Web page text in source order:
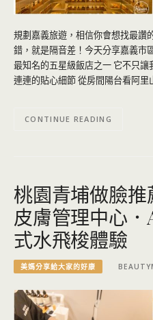
規劃嘉義旅遊，相信你會想找最讚
錯，就是隔音差！今天分享嘉義
最知名的五星級飯店之一 它不只
連連的貼心細節 從房間陽台看阿
CONTINUE READING
桃園青埔做臉
皮膚管理中心
式水飛梭體驗
美媽分享給大家的好康